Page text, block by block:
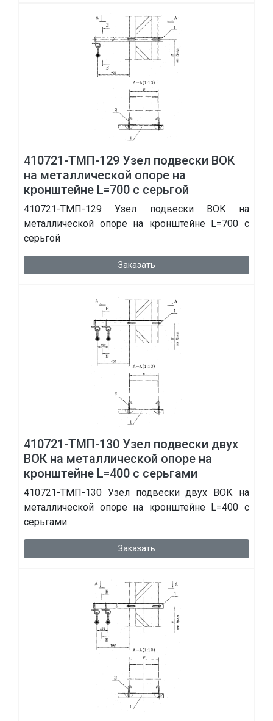
410721-ТМП-129 Узел подвески ВОК
на металлической опоре на
кронштейне L=700 с серьгой
410721-ТМП-129 Узел подвески ВОК на
металлической опоре на кронштейне L=700 с
серьгой
Заказать
410721-ТМП-130 Узел подвески двух
ВОК на металлической опоре на
кронштейне L=400 с серьгами
410721-ТМП-130 Узел подвески двух ВОК на
металлической опоре на кронштейне L=400 с
серьгами
Заказать